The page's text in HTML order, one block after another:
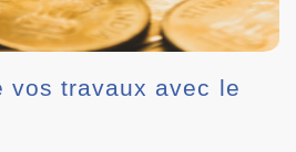
vos travaux avec le